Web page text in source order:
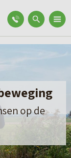
op de